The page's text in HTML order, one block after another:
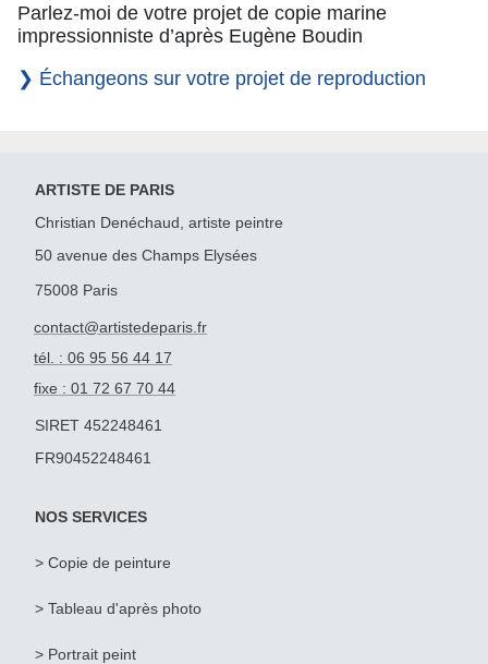
Parlez-moi de votre projet de copie marine
impressionniste d’après Eugène Boudin
❯ Échangeons sur votre projet de reproduction
ARTISTE DE PARIS
Christian Denéchaud, artiste peintre
50 avenue des Champs Elysées
75008 Paris
contact@artistedeparis.fr
tél. : 06 95 56 44 17
fixe : 01 72 67 70 44
SIRET 452248461
FR90452248461
NOS SERVICES
> Copie de peinture
> Tableau d'après photo
> Portrait peint